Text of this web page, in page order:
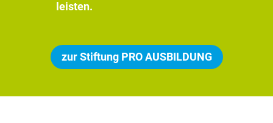
leisten.
zur Stiftung PRO AUSBILDUNG